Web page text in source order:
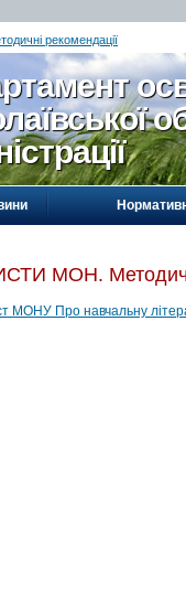
рекомендації
МОН.
МОНУ Про навчальну